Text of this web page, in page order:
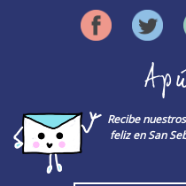
Recibe
feliz en San